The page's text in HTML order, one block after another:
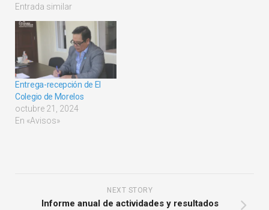
Entrada similar
Entrega-recepción de El
Colegio de Morelos
octubre 21, 2024
En «Avisos»
NEXT STORY
Informe anual de actividades y resultados